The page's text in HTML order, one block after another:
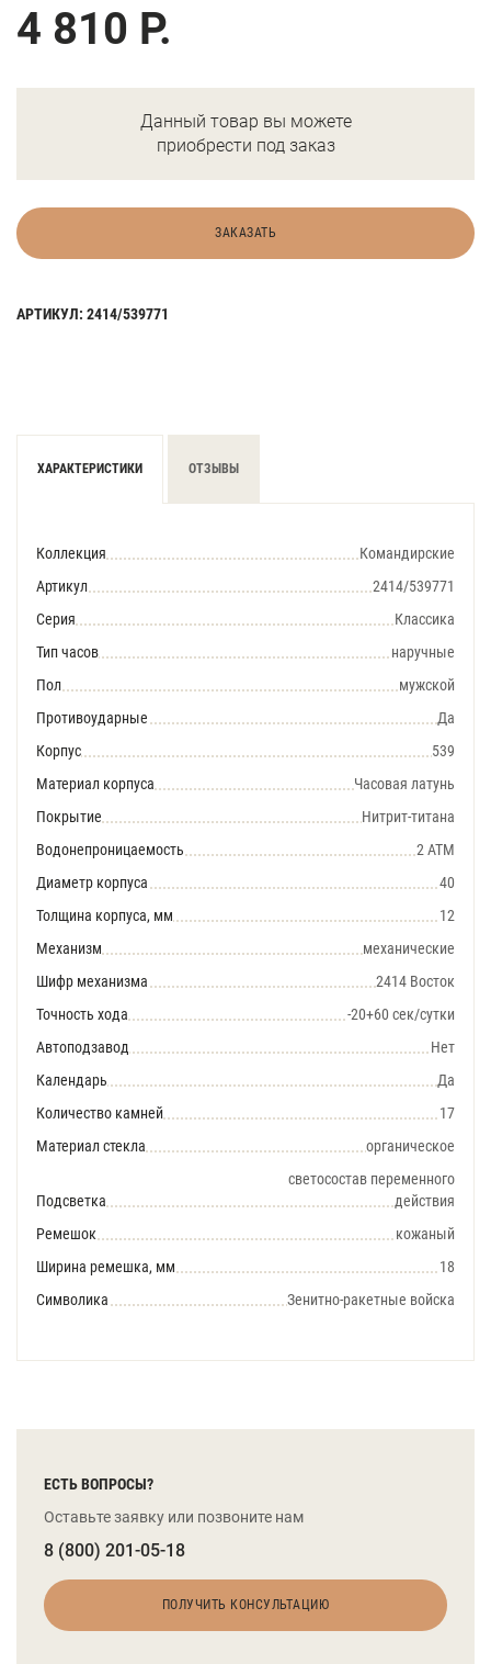
4 810 Р.
Данный товар вы можете
приобрести под заказ
ЗАКАЗАТЬ
АРТИКУЛ: 2414/539771
ХАРАКТЕРИСТИКИ ОТЗЫВЫ
Коллекция
Командирские
Артикул
2414/539771
Серия
Классика
Тип часов
наручные
Пол
мужской
Противоударные
Да
Корпус
539
Материал корпуса
Часовая латунь
Покрытие
Нитрит-титана
Водонепроницаемость
2 АТМ
Диаметр корпуса
40
Толщина корпуса, мм
12
Механизм
механические
Шифр механизма
2414 Восток
Точность хода
-20+60 сек/сутки
Автоподзавод
Нет
Календарь
Да
Количество камней
17
Материал стекла
органическое
Подсветка
светосостав переменного
действия
Ремешок
кожаный
Ширина ремешка, мм
18
Символика
Зенитно-ракетные войска
ЕСТЬ ВОПРОСЫ?
Оставьте заявку или позвоните нам
8 (800) 201-05-18
ПОЛУЧИТЬ КОНСУЛЬТАЦИЮ